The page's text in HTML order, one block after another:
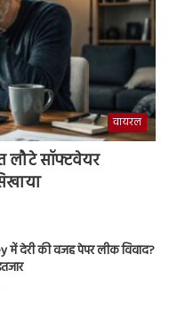
वायरल
लौटे सॉफ्टवेयर
में देरी की वजह पेपर लीक विवाद?